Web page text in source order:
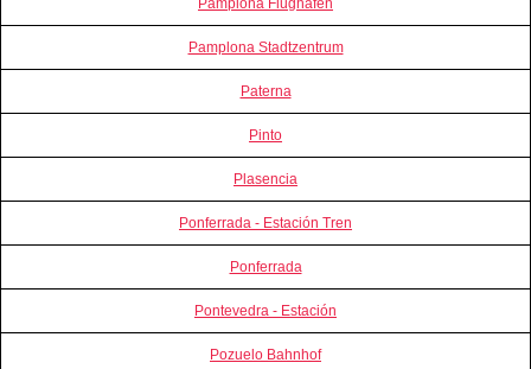
Pamplona Flughafen
Pamplona Stadtzentrum
Paterna
Pinto
Plasencia
Ponferrada - Estación Tren
Ponferrada
Pontevedra - Estación
Pozuelo Bahnhof